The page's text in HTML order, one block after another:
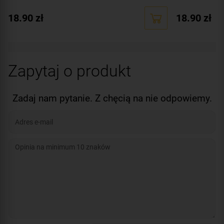
18.90 zł 18.90 zł
Zapytaj o produkt
Zadaj nam pytanie. Z chęcią na nie odpowiemy.